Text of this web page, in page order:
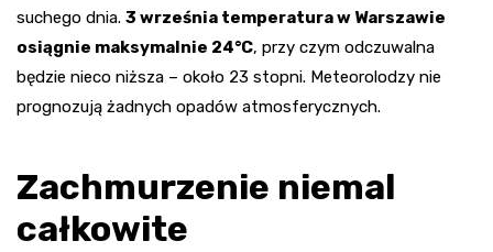
suchego dnia. 3 września temperatura w Warszawie
osiągnie maksymalnie 24°C, przy czym odczuwalna
będzie nieco niższa – około 23 stopni. Meteorolodzy nie
prognozują żadnych opadów atmosferycznych.
Zachmurzenie niemal
całkowite